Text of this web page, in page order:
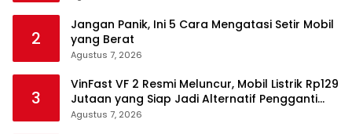
2
Jangan Panik, Ini 5 Cara Mengatasi Setir Mobil
yang Berat
Agustus 7, 2026
3
VinFast VF 2 Resmi Meluncur, Mobil Listrik Rp129
Jutaan yang Siap Jadi Alternatif Pengganti
Motor
Agustus 7, 2026